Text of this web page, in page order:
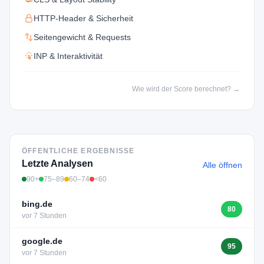
HTTP-Header & Sicherheit
Seitengewicht & Requests
INP & Interaktivität
Wie wird der Score berechnet? →
ÖFFENTLICHE ERGEBNISSE
Letzte Analysen
90+ 75–89 60–74 <60
Alle öffnen
bing.de
vor 7 Stunden
80
google.de
vor 7 Stunden
95